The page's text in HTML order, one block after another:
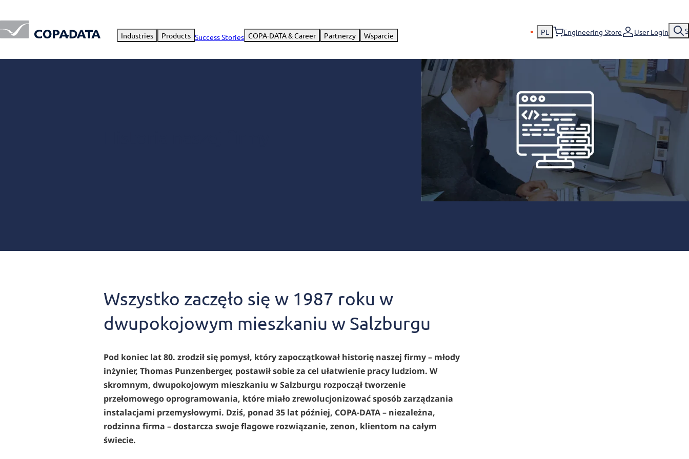
Industries Products Success Stories COPA-DATA & Career Partnerzy Wsparcie PL Engineering Store User Login
Wszystko zaczęło się w 1987 roku w
dwupokojowym mieszkaniu w Salzburgu
Pod koniec lat 80. zrodził się pomysł, który zapoczątkował historię naszej firmy – młody
inżynier, Thomas Punzenberger, postawił sobie za cel ułatwienie pracy ludziom. W
skromnym, dwupokojowym mieszkaniu w Salzburgu rozpoczął tworzenie
przełomowego oprogramowania, które miało zrewolucjonizować sposób zarządzania
instalacjami przemysłowymi. Dziś, ponad 35 lat później, COPA-DATA – niezależna,
rodzinna firma – dostarcza swoje flagowe rozwiązanie, zenon, klientom na całym
świecie.